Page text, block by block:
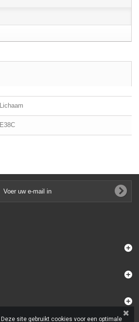
Lichaam
E38C
Deze site gebruikt cookies voor een optimale